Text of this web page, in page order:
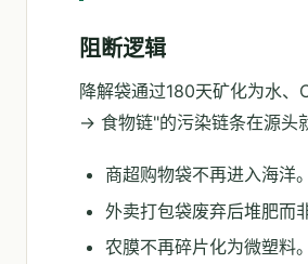
阻断逻辑
降解袋通过180天矿化为水
→ 食物链"的污染链条在源头
商超购物袋不再进入海洋。
外卖打包袋废弃后堆肥而
农膜不再碎片化为微塑料。